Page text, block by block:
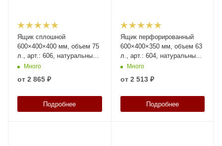
Ящик сплошной
600×400×400 мм, объем 75
л., арт.: 606, натуральный,
код: 05339
Много
от 2 865 ₽
Подробнее
Ящик перфорированный
600×400×350 мм, объем 63
л., арт.: 604, натуральный,
код: 05341
Много
от 2 513 ₽
Подробнее